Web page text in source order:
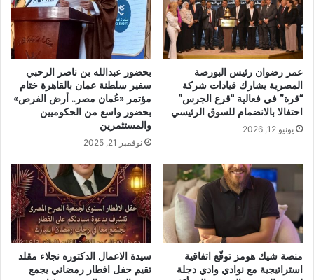
عمر رضوان رئيس البورصة
المصرية يشارك قيادات شركة
“قرة” في فعالية “قرع الجرس”
احتفالا بالانضمام للسوق الرئيسي
يونيو 12, 2026
بحضور عبدالله بن ناصر الرحبي
سفير سلطنة عمان بالقاهرة ختام
مؤتمر «عُمان مصر.. أرض الفرص»
بحضور واسع من الحكوميين
والمستثمرين
نوفمبر 21, 2025
منصة شيك هومز توقّع اتفاقية
استراتيجية مع نوادي وادي دجلة
سيدة الاعمال الدكتوره نجلاء مقلد
تقيم حفل افطار رمضاني يجمع